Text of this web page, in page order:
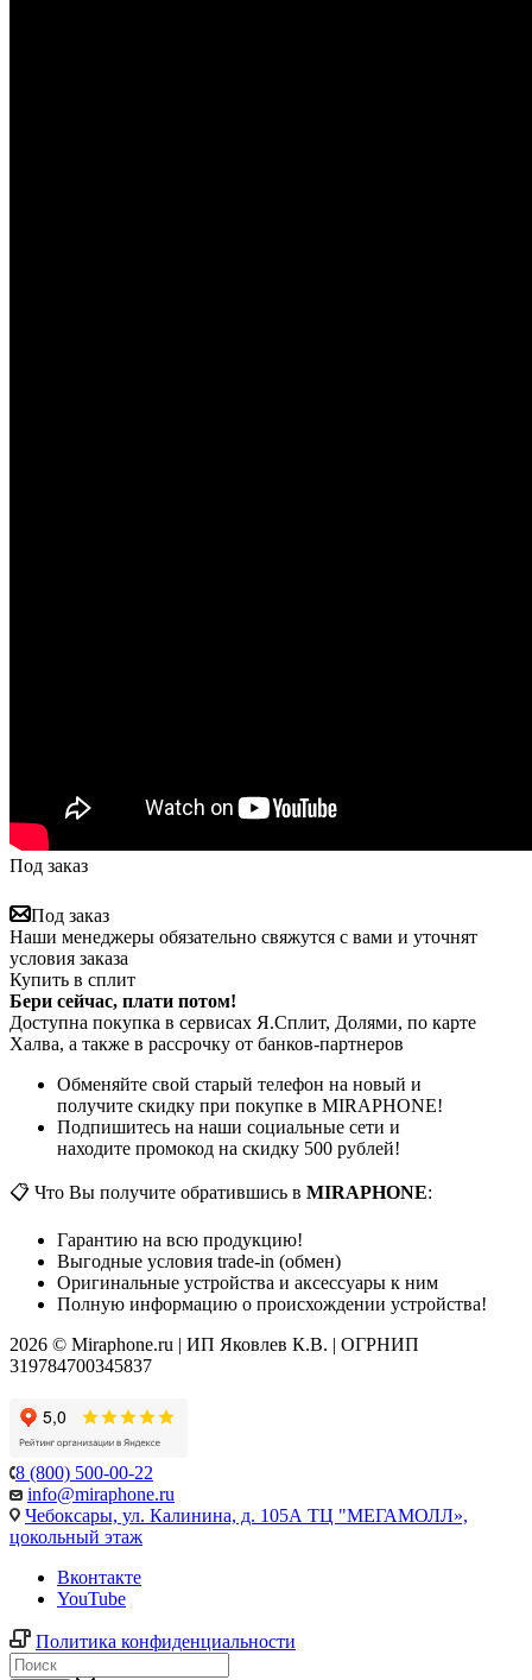
Под заказ
Под заказ
Наши менеджеры обязательно свяжутся с вами и уточнят
условия заказа
Купить в сплит
Бери сейчас, плати потом!
Доступна покупка в сервисах Я.Сплит, Долями, по карте
Халва, а также в рассрочку от банков-партнеров
Обменяйте свой старый телефон на новый и
получите скидку при покупке в MIRAPHONE!
Подпишитесь на наши социальные сети и
находите промокод на скидку 500 рублей!
📋 Что Вы получите обратившись в MIRAPHONE:
Гарантию на всю продукцию!
Выгодные условия trade-in (обмен)
Оригинальные устройства и аксессуары к ним
Полную информацию о происхождении устройства!
2026 © Miraphone.ru | ИП Яковлев К.В. | ОГРНИП
319784700345837
8 (800) 500-00-22
info@miraphone.ru
Чебоксары, ул. Калинина, д. 105А ТЦ "МЕГАМОЛЛ»,
цокольный этаж
Вконтакте
YouTube
Политика конфиденциальности